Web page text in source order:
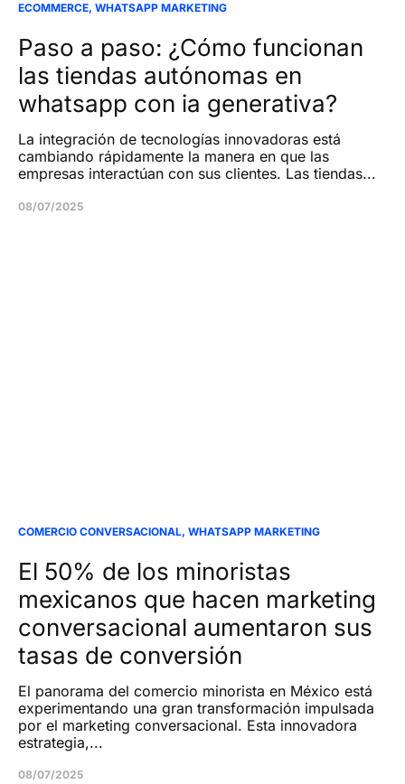
ECOMMERCE, WHATSAPP MARKETING
Paso a paso: ¿Cómo funcionan
las tiendas autónomas en
whatsapp con ia generativa?
La integración de tecnologías innovadoras está
cambiando rápidamente la manera en que las
empresas interactúan con sus clientes. Las tiendas...
08/07/2025
COMERCIO CONVERSACIONAL, WHATSAPP MARKETING
El 50% de los minoristas
mexicanos que hacen marketing
conversacional aumentaron sus
tasas de conversión
El panorama del comercio minorista en México está
experimentando una gran transformación impulsada
por el marketing conversacional. Esta innovadora
estrategia,...
08/07/2025